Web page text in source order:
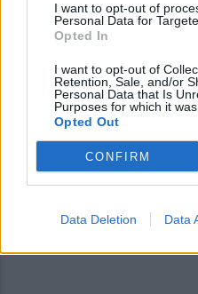
I want to opt-out of
Personal Data for
Opted In
I want to opt-out of
Retention, Sale, and/or
Personal Data that Is
Purposes for which it was
Opted Out
CONFIRM
Data Deletion Data